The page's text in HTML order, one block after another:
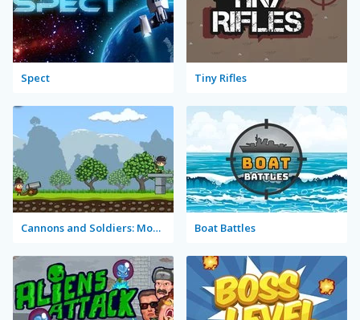
Spect Tiny Rifles
Cannons and Soldiers: Mountain Offense Boat Battles